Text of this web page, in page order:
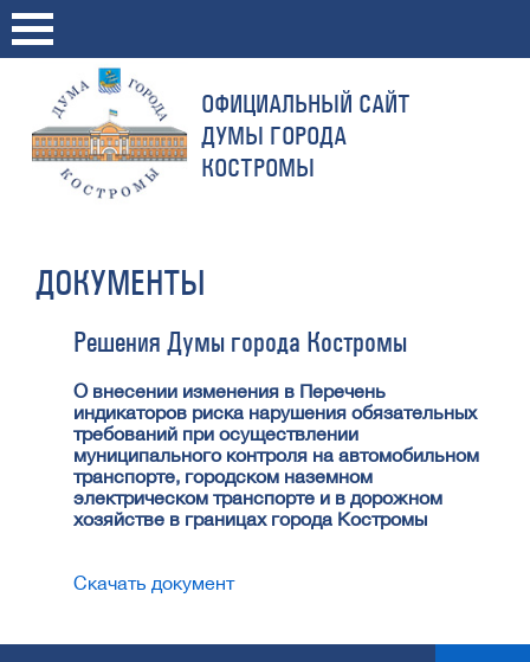
ОФИЦИАЛЬНЫЙ САЙТ
ДУМЫ ГОРОДА
КОСТРОМЫ
ДОКУМЕНТЫ
Решения Думы города Костромы
О внесении изменения в Перечень
индикаторов риска нарушения обязательных
требований при осуществлении
муниципального контроля на автомобильном
транспорте, городском наземном
электрическом транспорте и в дорожном
хозяйстве в границах города Костромы
Скачать документ